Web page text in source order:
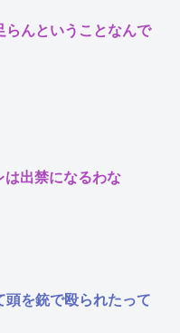
んということなんで
は出禁になるわな
を銃で殴られたって